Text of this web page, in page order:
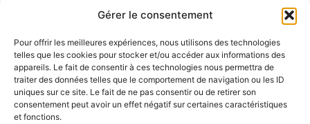
Gérer le consentement
Pour offrir les meilleures expériences, nous utilisons des technologies
telles que les cookies pour stocker et/ou accéder aux informations des
appareils. Le fait de consentir à ces technologies nous permettra de
traiter des données telles que le comportement de navigation ou les ID
uniques sur ce site. Le fait de ne pas consentir ou de retirer son
consentement peut avoir un effet négatif sur certaines caractéristiques
et fonctions.
professionnels.
Nos prestations
Couverture
Charpente
Isolation
Toiture
Étanchéité